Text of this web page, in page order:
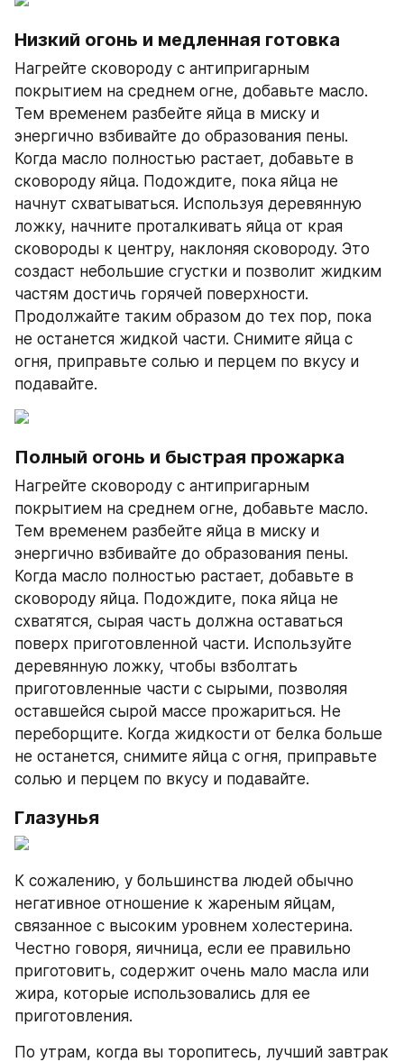
Низкий огонь и медленная готовка
Нагрейте сковороду с антипригарным
покрытием на среднем огне, добавьте масло.
Тем временем разбейте яйца в миску и
энергично взбивайте до образования пены.
Когда масло полностью растает, добавьте в
сковороду яйца. Подождите, пока яйца не
начнут схватываться. Используя деревянную
ложку, начните проталкивать яйца от края
сковороды к центру, наклоняя сковороду. Это
создаст небольшие сгустки и позволит жидким
частям достичь горячей поверхности.
Продолжайте таким образом до тех пор, пока
не останется жидкой части. Снимите яйца с
огня, приправьте солью и перцем по вкусу и
подавайте.
Полный огонь и быстрая прожарка
Нагрейте сковороду с антипригарным
покрытием на среднем огне, добавьте масло.
Тем временем разбейте яйца в миску и
энергично взбивайте до образования пены.
Когда масло полностью растает, добавьте в
сковороду яйца. Подождите, пока яйца не
схватятся, сырая часть должна оставаться
поверх приготовленной части. Используйте
деревянную ложку, чтобы взболтать
приготовленные части с сырыми, позволяя
оставшейся сырой массе прожариться. Не
переборщите. Когда жидкости от белка больше
не останется, снимите яйца с огня, приправьте
солью и перцем по вкусу и подавайте.
Глазунья
К сожалению, у большинства людей обычно
негативное отношение к жареным яйцам,
связанное с высоким уровнем холестерина.
Честно говоря, яичница, если ее правильно
приготовить, содержит очень мало масла или
жира, которые использовались для ее
приготовления.
По утрам, когда вы торопитесь, лучший завтрак